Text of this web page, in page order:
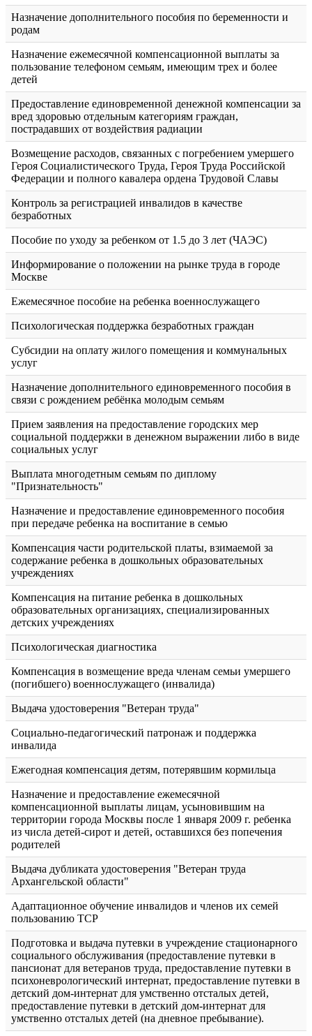
Назначение дополнительного пособия по беременности и
родам
Назначение ежемесячной компенсационной выплаты за
пользование телефоном семьям, имеющим трех и более
детей
Предоставление единовременной денежной компенсации за
вред здоровью отдельным категориям граждан,
пострадавших от воздействия радиации
Возмещение расходов, связанных с погребением умершего
Героя Социалистического Труда, Героя Труда Российской
Федерации и полного кавалера ордена Трудовой Славы
Контроль за регистрацией инвалидов в качестве
безработных
Пособие по уходу за ребенком от 1.5 до 3 лет (ЧАЭС)
Информирование о положении на рынке труда в городе
Москве
Ежемесячное пособие на ребенка военнослужащего
Психологическая поддержка безработных граждан
Субсидии на оплату жилого помещения и коммунальных
услуг
Назначение дополнительного единовременного пособия в
связи с рождением ребёнка молодым семьям
Прием заявления на предоставление городских мер
социальной поддержки в денежном выражении либо в виде
социальных услуг
Выплата многодетным семьям по диплому
"Признательность"
Назначение и предоставление единовременного пособия
при передаче ребенка на воспитание в семью
Компенсация части родительской платы, взимаемой за
содержание ребенка в дошкольных образовательных
учреждениях
Компенсация на питание ребенка в дошкольных
образовательных организациях, специализированных
детских учреждениях
Психологическая диагностика
Компенсация в возмещение вреда членам семьи умершего
(погибшего) военнослужащего (инвалида)
Выдача удостоверения "Ветеран труда"
Социально-педагогический патронаж и поддержка
инвалида
Ежегодная компенсация детям, потерявшим кормильца
Назначение и предоставление ежемесячной
компенсационной выплаты лицам, усыновившим на
территории города Москвы после 1 января 2009 г. ребенка
из числа детей-сирот и детей, оставшихся без попечения
родителей
Выдача дубликата удостоверения "Ветеран труда
Архангельской области"
Адаптационное обучение инвалидов и членов их семей
пользованию ТСР
Подготовка и выдача путевки в учреждение стационарного
социального обслуживания (предоставление путевки в
пансионат для ветеранов труда, предоставление путевки в
психоневрологический интернат, предоставление путевки в
детский дом-интернат для умственно отсталых детей,
предоставление путевки в детский дом-интернат для
умственно отсталых детей (на дневное пребывание).